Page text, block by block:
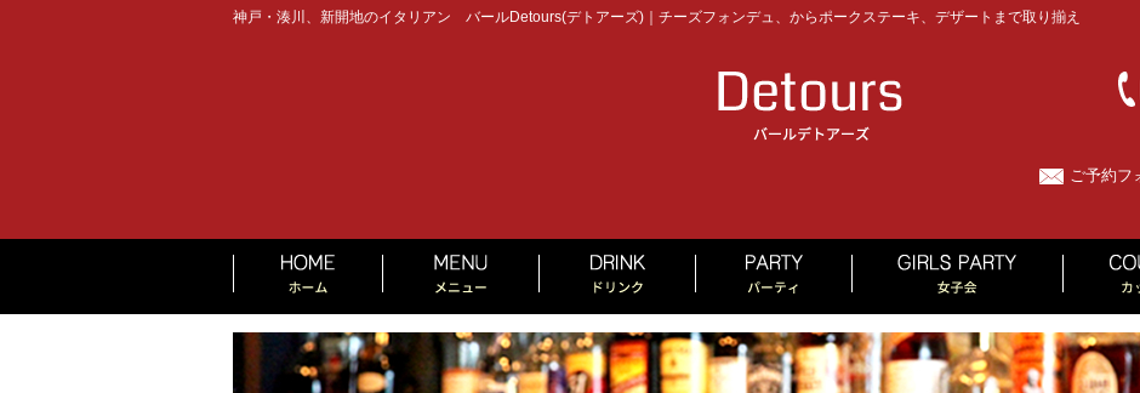
神戸・湊川、新開地のイタリアン バールDetours(デトアーズ)｜チーズフォンデュ、からポークステーキ、デザートまで取り揃え
ご予約フ
DRINK PARTY GIRLS